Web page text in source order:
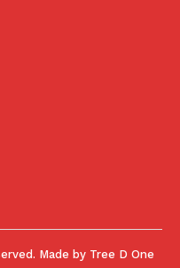
Made by Tree D One